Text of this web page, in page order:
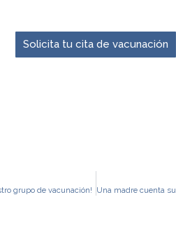
Solicita tu cita de vacunación
grupo de vacunación!